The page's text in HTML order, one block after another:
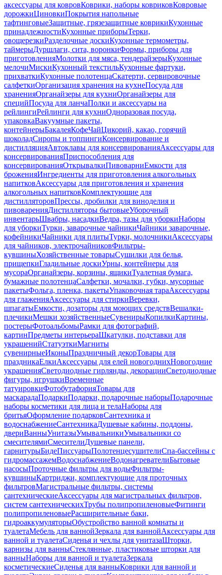
аксессуары для ковровКоврики, наборы ковриковКовровые
дорожкиЦиновкиПокрытия напольные
тафтинговыеЗащитные, грязезащитные коврикиКухонные
принадлежностиКухонные приборыТерки,
овощерезкиРазделочные доскиКухонные термометры,
таймерыДуршлаги, сита, воронкиФормы, приборы для
приготовленияМолотки для мяса, тендерайзерыКухонные
мелочиМискиКухонный текстильКухонные фартуки,
прихваткиКухонные полотенцаСкатерти, сервировочные
салфеткиОрганизация хранения на кухнеПосуда для
храненияОрганайзеры для кухниОрганайзеры для
специйПосуда для ланчаПолки и аксессуары на
рейлингиРейлинги для кухниОдноразовая посуда,
упаковкаВакуумные пакеты,
контейнерыБакалеяКофеЧайЦикорий, какао, горячий
шоколадСиропы и топпингиКонсервирование и
дистилляцияАвтоклавы для консервированияАксессуары для
консервированияПриспособления для
консервированияОткрывалкиПивоварниЕмкости для
броженияИнгредиенты для приготовления алкогольных
напитковАксессуары для приготовления и хранения
алкогольных напитковКомплектующие для
дистилляторовПрессы, дробилки для виноделия и
пивоваренияДистилляторы бытовыеУборочный
инвентарьШвабры, насадкиВедра, тазы для уборкиНаборы
для уборкиТурки, заварочные чайникиЧайники заварочные,
кофейникиЧайники для плитыТурки, молочникиАксессуары
для чайников, электрочайниковФильтры-
кувшиныХозяйственные товарыСушилки для белья,
прищепкиГладильные доскиУрны, контейнеры для
мусораОрганайзеры, корзины, ящикиТуалетная бумага,
бумажные полотенцаСалфетки, мочалки, губки, мусорные
пакетыФольга, пленка, пакетыУпаковочная тараАксессуары
для глаженияАксессуары для стиркиВеревки,
шпагатыЕмкости, дозаторы для моющих средствВешалки-
плечикиМешки хозяйственныеСувенирыКопилкиКартины,
постерыФотоальбомыРамки для фотографий,
картинПредметы интерьераШкатулки, подставки для
украшенийСтатуэткиМагниты
сувенирныеИконыПраздничный декорТовары для
праздникаЕлкиАксессуары для елей новогоднихНовогодние
украшенияСветодиодные гирлянды, декорацииСветодиодные
фигуры, игрушкиВременные
татуировкиФотобутафорияТовары для
маскарадаПодаркиПодарки, подарочные наборыПодарочные
наборы косметики для лица и телаНаборы для
бритьяОформление подарковСантехника и
водоснабжениеСантехникаДушевые кабины, поддоны,
двериВанныУнитазыУмывальникиУмывальники со
смесителямиСмесителиДушевые панели,
гарнитурыБидеПиссуарыПолотенцесушителиСпа-бассейны с
гидромассажемВодоснабжениеВодонагревателиБытовые
насосыПроточные фильтры для водыФильтры-
кувшиныКартриджи, комплектующие для проточных
фильтровМагистральные фильтры, системы
сантехническиеАксессуары для магистральных фильтров,
систем сантехническихТрубы полипропиленовыеФитинги
полипропиленовыеРасширительные баки,
гидроаккумуляторыОбустройство ванной комнаты и
туалетаМебель для ваннойЗеркала для ваннойАксессуары для
ванной и туалетаСиденья и чехлы для унитазаШторки,
карнизы для ванныСтеклянные, пластиковые шторки для
ванныНаборы для ванной и туалетаЗеркала
косметическиеСиденья для ванныКоврики для ванной и